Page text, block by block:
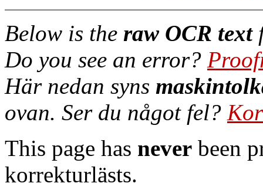
Below is the raw OCR text
Do you see an error?
Här nedan syns
ovan. Ser du något fel?
This page has never been
korrekturlästs.